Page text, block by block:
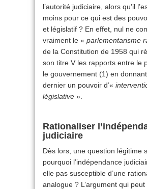
l’autorité judiciaire, alors qu’il
moins pour ce qui est des
et législatif ? En effet, nul ne
vraiment le « parlementarisme
de la Constitution de 1958 qui
son titre V les rapports entre le
le gouvernement (1) en
dernier un pouvoir d’«
législative ».
Rationaliser
judiciaire
Dès lors, une question légitime
pourquoi l’indépendance
elle pas susceptible d’une
analogue ? L’argument qui